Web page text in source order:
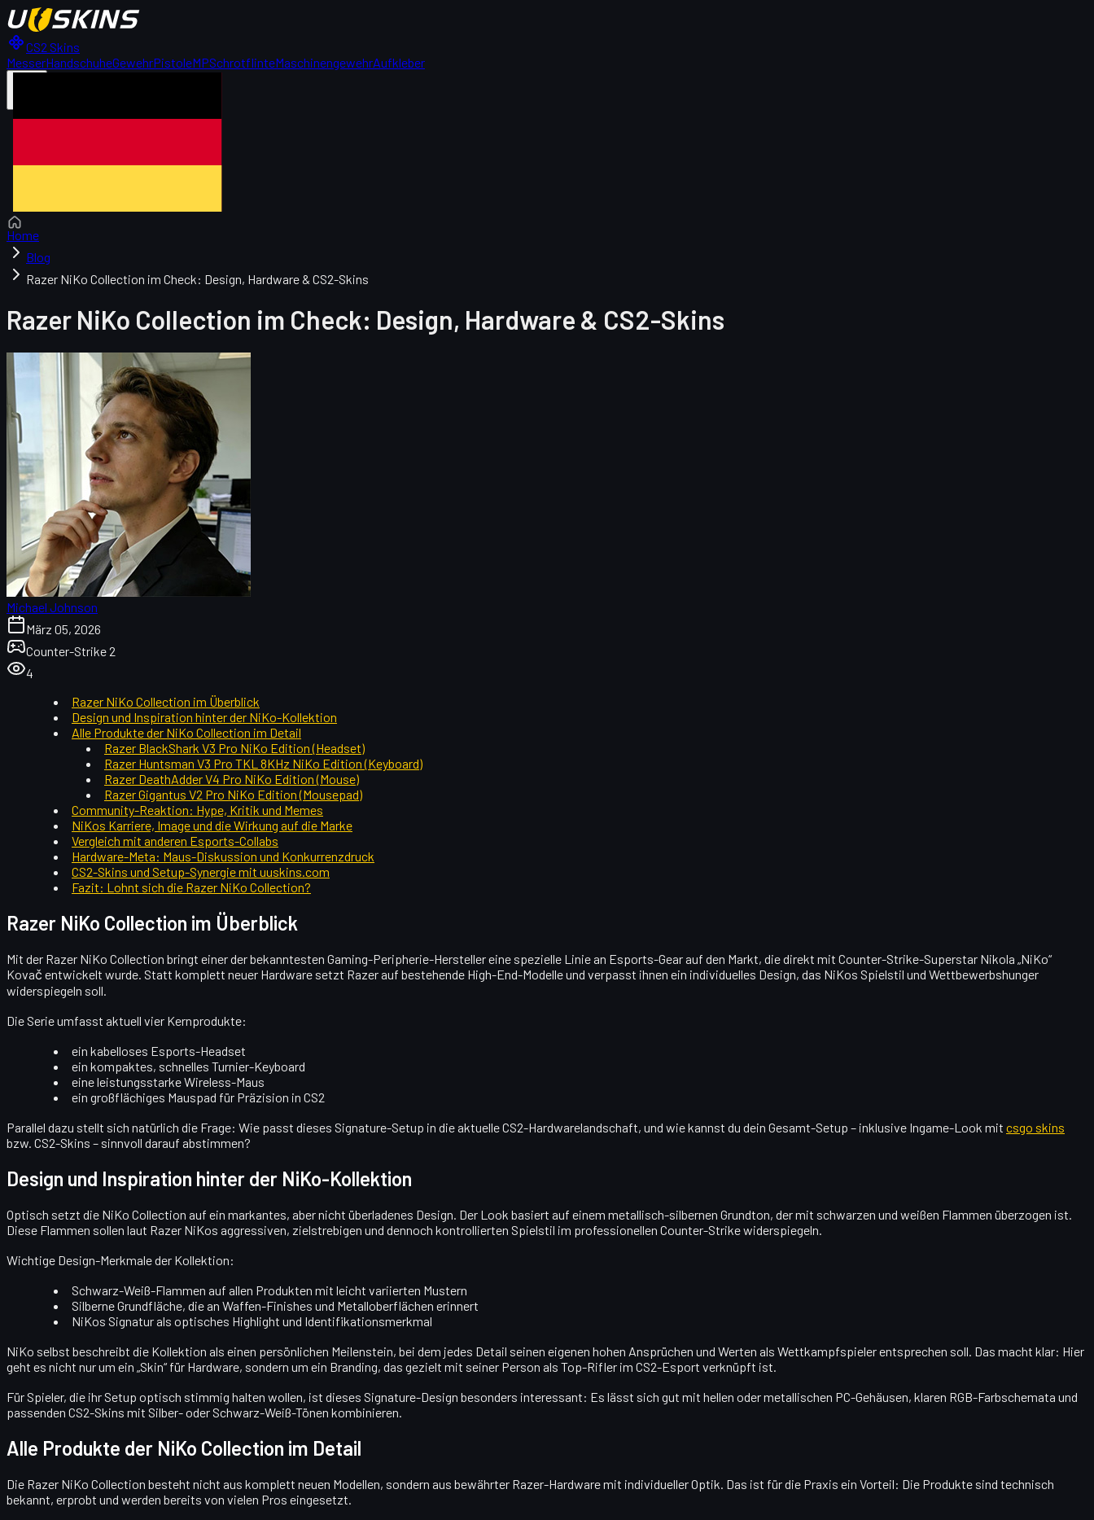
CS2 Skins
MesserHandschuheGewehrPistoleMPSchrotflinteMaschinengewehrAufkleber
Home
Blog
Razer NiKo Collection im Check: Design, Hardware & CS2-Skins
Razer NiKo Collection im Check: Design, Hardware & CS2-Skins
Michael Johnson
März 05, 2026
Counter-Strike 2
4
Razer NiKo Collection im Überblick
Design und Inspiration hinter der NiKo-Kollektion
Alle Produkte der NiKo Collection im Detail
Razer BlackShark V3 Pro NiKo Edition (Headset)
Razer Huntsman V3 Pro TKL 8KHz NiKo Edition (Keyboard)
Razer DeathAdder V4 Pro NiKo Edition (Mouse)
Razer Gigantus V2 Pro NiKo Edition (Mousepad)
Community-Reaktion: Hype, Kritik und Memes
NiKos Karriere, Image und die Wirkung auf die Marke
Vergleich mit anderen Esports-Collabs
Hardware-Meta: Maus-Diskussion und Konkurrenzdruck
CS2-Skins und Setup-Synergie mit uuskins.com
Fazit: Lohnt sich die Razer NiKo Collection?
Razer NiKo Collection im Überblick
Mit der Razer NiKo Collection bringt einer der bekanntesten Gaming-Peripherie-Hersteller eine spezielle Linie an Esports-Gear auf den Markt, die direkt mit Counter-Strike-Superstar Nikola „NiKo“
Kovač entwickelt wurde. Statt komplett neuer Hardware setzt Razer auf bestehende High-End-Modelle und verpasst ihnen ein individuelles Design, das NiKos Spielstil und Wettbewerbshunger
widerspiegeln soll.
Die Serie umfasst aktuell vier Kernprodukte:
ein kabelloses Esports-Headset
ein kompaktes, schnelles Turnier-Keyboard
eine leistungsstarke Wireless-Maus
ein großflächiges Mauspad für Präzision in CS2
Parallel dazu stellt sich natürlich die Frage: Wie passt dieses Signature-Setup in die aktuelle CS2-Hardwarelandschaft, und wie kannst du dein Gesamt-Setup – inklusive Ingame-Look mit csgo skins
bzw. CS2-Skins – sinnvoll darauf abstimmen?
Design und Inspiration hinter der NiKo-Kollektion
Optisch setzt die NiKo Collection auf ein markantes, aber nicht überladenes Design. Der Look basiert auf einem metallisch-silbernen Grundton, der mit schwarzen und weißen Flammen überzogen ist.
Diese Flammen sollen laut Razer NiKos aggressiven, zielstrebigen und dennoch kontrollierten Spielstil im professionellen Counter-Strike widerspiegeln.
Wichtige Design-Merkmale der Kollektion:
Schwarz-Weiß-Flammen auf allen Produkten mit leicht variierten Mustern
Silberne Grundfläche, die an Waffen-Finishes und Metalloberflächen erinnert
NiKos Signatur als optisches Highlight und Identifikationsmerkmal
NiKo selbst beschreibt die Kollektion als einen persönlichen Meilenstein, bei dem jedes Detail seinen eigenen hohen Ansprüchen und Werten als Wettkampfspieler entsprechen soll. Das macht klar: Hier
geht es nicht nur um ein „Skin“ für Hardware, sondern um ein Branding, das gezielt mit seiner Person als Top-Rifler im CS2-Esport verknüpft ist.
Für Spieler, die ihr Setup optisch stimmig halten wollen, ist dieses Signature-Design besonders interessant: Es lässt sich gut mit hellen oder metallischen PC-Gehäusen, klaren RGB-Farbschemata und
passenden CS2-Skins mit Silber- oder Schwarz-Weiß-Tönen kombinieren.
Alle Produkte der NiKo Collection im Detail
Die Razer NiKo Collection besteht nicht aus komplett neuen Modellen, sondern aus bewährter Razer-Hardware mit individueller Optik. Das ist für die Praxis ein Vorteil: Die Produkte sind technisch
bekannt, erprobt und werden bereits von vielen Pros eingesetzt.